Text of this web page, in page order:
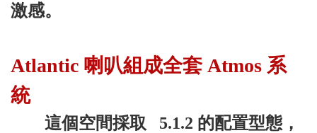
激感。
Atlantic 喇叭組成全套 Atmos 系
統
這個空間採取 5.1.2 的配置型態，